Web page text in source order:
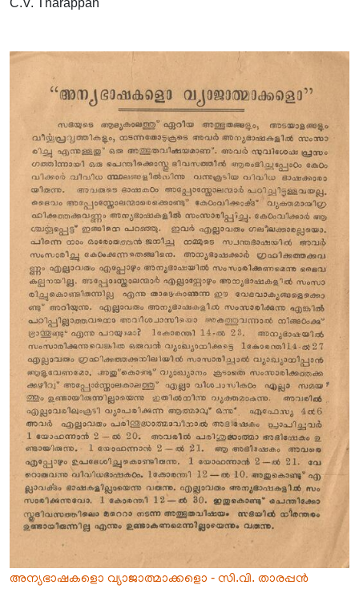
C.V. Tharappan
അന്യഭാഷകളൊ വ്യാജാത്മാക്കളൊ - സി.വി. താരപ്പൻ